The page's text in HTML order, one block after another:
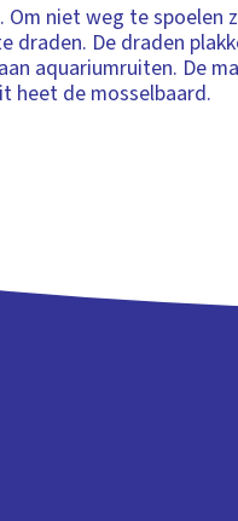
Om niet weg te spoelen
draden. De draden
aquariumruiten. De
heet de mosselbaard.